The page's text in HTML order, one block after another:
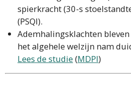
spierkracht (30-s
(PSQI).
Ademhalingsklachten
het algehele welzijn nam
Lees de studie(MDPI)